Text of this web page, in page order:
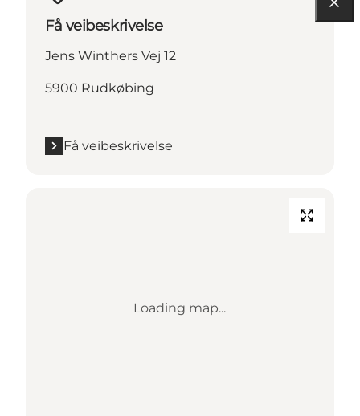
Få veibeskrivelse
Jens Winthers Vej 12
5900 Rudkøbing
Få veibeskrivelse
Loading map...